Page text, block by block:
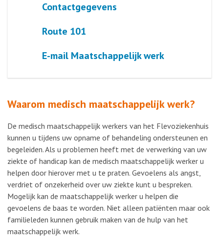
Contactgegevens
Route 101
E-mail Maatschappelijk werk
Waarom medisch maatschappelijk werk?
De medisch maatschappelijk werkers van het Flevoziekenhuis
kunnen u tijdens uw opname of behandeling ondersteunen en
begeleiden. Als u problemen heeft met de verwerking van uw
ziekte of handicap kan de medisch maatschappelijk werker u
helpen door hierover met u te praten. Gevoelens als angst,
verdriet of onzekerheid over uw ziekte kunt u bespreken.
Mogelijk kan de maatschappelijk werker u helpen die
gevoelens de baas te worden. Niet alleen patiënten maar ook
familieleden kunnen gebruik maken van de hulp van het
maatschappelijk werk.